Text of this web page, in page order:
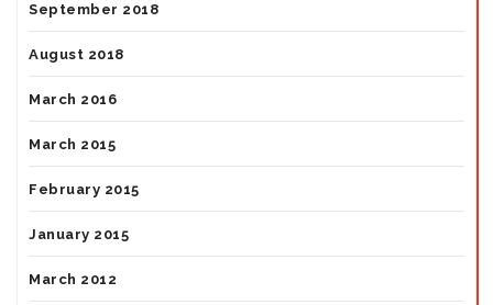
September 2018
August 2018
March 2016
March 2015
February 2015
January 2015
March 2012